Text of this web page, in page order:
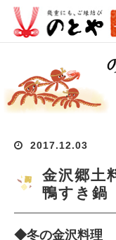
2017.12.03
金沢郷土
鴨すき鍋
◆冬の金沢料理